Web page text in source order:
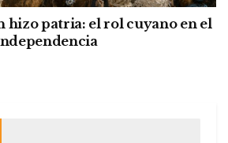
hizo patria: el rol cuyano en el